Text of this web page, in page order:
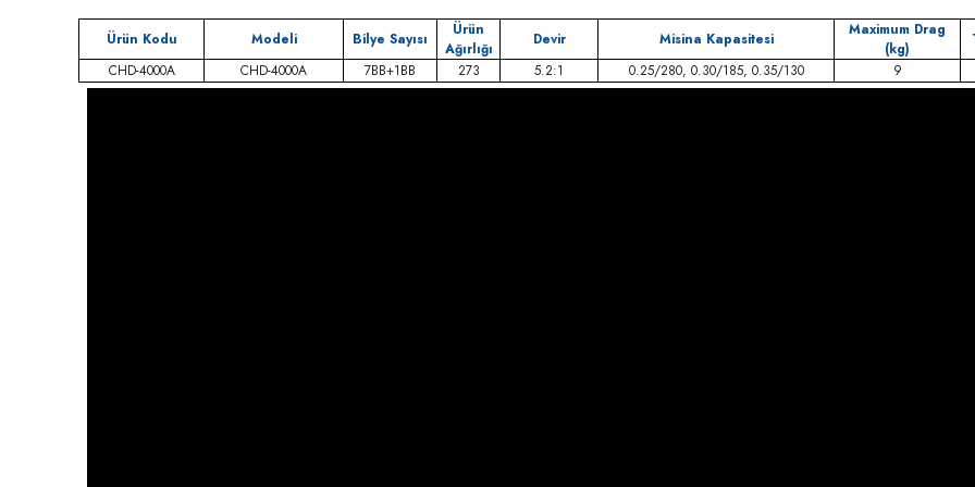
Ürün Kodu Modeli Bilye Sayısı
Ürün
Ağırlığı
Devir Misina Kapasitesi
Maximum Drag
(kg)
CHD-4000A
CHD-4000A 7BB+1BB 273 5.2:1 0.25/280, 0.30/185, 0.35/130 9